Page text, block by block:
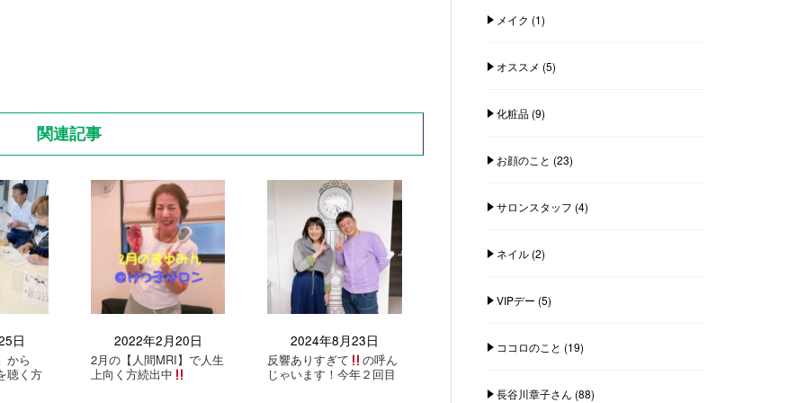
関連記事
日
から
聴く方
2022年2月20日
2月の【人間MRI】で人生
上向く方続出中
2024年8月23日
反響ありすぎて
の呼ん
じゃいます！今年２回目
メイク (1)
オススメ (5)
化粧品(9)
お顔のこと (23)
サロンスタッフ (4)
ネイル(2)
VIPデー (5)
ココロのこと (19)
長谷川章子さん (88)